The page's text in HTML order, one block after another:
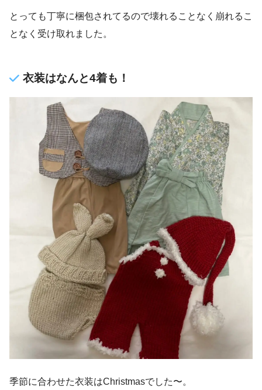
とっても丁寧に梱包されてるので壊れることなく崩れるこ
となく受け取れました。
衣装はなんと4着も！
季節に合わせた衣装はChristmasでした〜。